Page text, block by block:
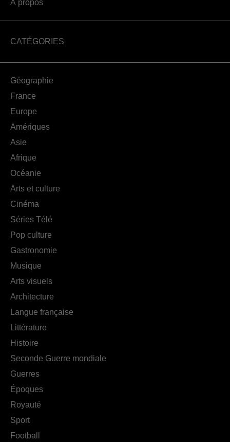
À propos
CATÉGORIES
Géographie
France
Europe
Amériques
Asie
Afrique
Océanie
Arts et culture
Cinéma
Séries Télé
Pop culture
Gastronomie
Musique
Arts visuels
Architecture
Langue française
Littérature
Histoire
Seconde Guerre mondiale
Guerres
Époques
Royauté
Sport
Football